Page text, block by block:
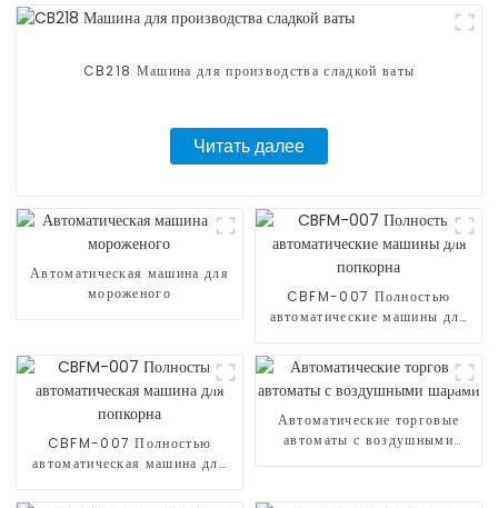
CB218 Машина для производства сладкой ваты
Читать далее
Автоматическая машина для
мороженого
CBFM-007 Полностью
автоматические машины для
CBFM-007 Полностью
автоматическая машина для
Автоматические торговые
автоматы с воздушными